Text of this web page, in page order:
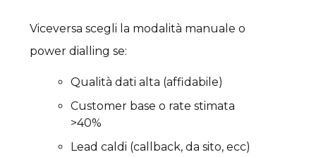
Viceversa scegli la modalità manuale o
power dialling se:
Qualità dati alta (affidabile)
Customer base o rate stimata
>40%
Lead caldi (callback, da sito, ecc)